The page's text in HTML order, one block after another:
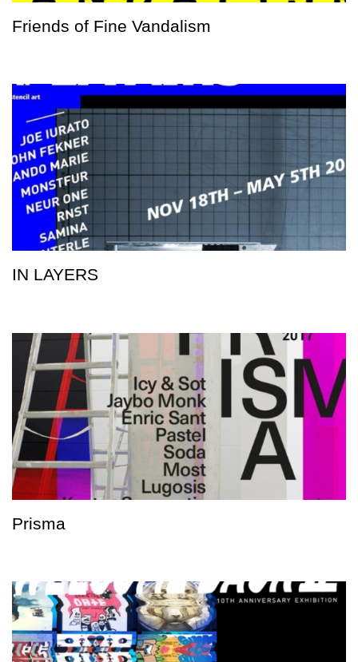
Friends of Fine Vandalism
IN LAYERS
Prisma